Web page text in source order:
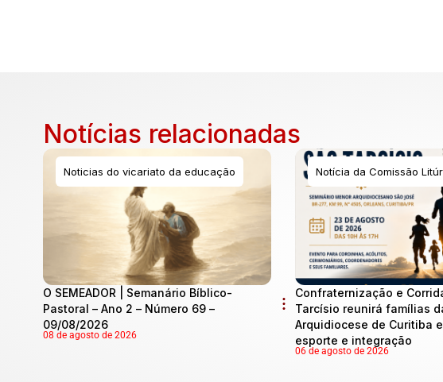
Notícias relacionadas
Noticias do vicariato da educação
O SEMEADOR | Semanário Bíblico-
Pastoral – Ano 2 – Número 69 –
09/08/2026
08 de agosto de 2026
Notícia da Comissão
Confraternização e
Tarcísio reunirá famílias
Arquidiocese de Curitiba
esporte e integração
06 de agosto de 2026